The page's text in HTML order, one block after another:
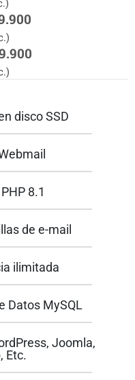
disco SSD
8.1
de e-mail
ilimitada
Datos MySQL
Joomla,
Etc.